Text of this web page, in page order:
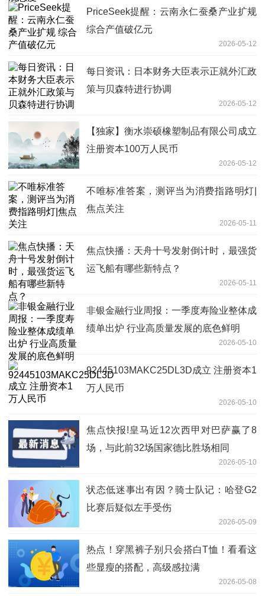
PriceSeek提醒：云南永仁蚕桑产业扩规
综合产值破亿元
2026-05-12
每日资讯：日本财务大臣表示正就外汇政
策与贝森特进行协调
2026-05-12
【独家】衡水崇硕橡塑制品有限公司成立
注册资本100万人民币
2026-05-12
不唯标准答案，测评当为消费指路明灯|
焦点关注
2026-05-11
焦点快播：天舟十号发射倒计时，最强货
运飞船有哪些新特点？
2026-05-11
非银金融行业周报：一季度寿险业整体成
绩单出炉 行业高质量发展的底色鲜明
2026-05-10
92445103MAKC25DL3D成立 注册资本1
万人民币
2026-05-10
焦点快报!皇马近12次西甲对巴萨赢了8
场，与此前32场国家德比胜场相同
2026-05-10
状态低迷事出有因？骑士队记：哈登G2
比赛后疑似左手受伤
2026-05-09
热点！穿黑裤子别只会搭白T恤！看看这
些显瘦的搭配，高级感拉满
2026-05-08